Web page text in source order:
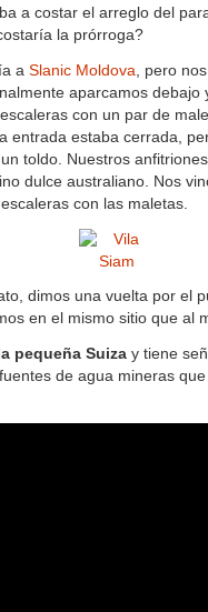
a costar el arreglo del
la prórroga?
a Slanic Moldova , pero
aparcamos
con un par de
entrada estaba cerrada,
toldo. Nuestros
dulce australiano. Nos
con las maletas.
dimos una vuelta por el
en el mismo sitio que al
la pequeña Suiza y tiene
de agua mineras